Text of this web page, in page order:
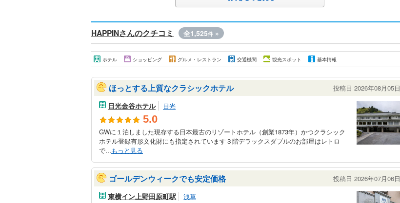
HAPPINさんのクチコミ 全1,525件 »
ホテル ショッピング グルメ・レストラン 交通機関 観光スポット 基本情報
ほっとする上質なクラシックホテル 投稿日 2026年08月05日
日光金谷ホテル 日光
5.0
GWに１泊しました現存する日本最古のリゾートホテル（創業1873年）かつクラシック
ホテル登録有形文化財にも指定されています３階デラックスダブルのお部屋はレトロ
で...もっと見る
ゴールデンウィークでも安定価格 投稿日 2026年07月06日
東横イン上野田原町駅 浅草